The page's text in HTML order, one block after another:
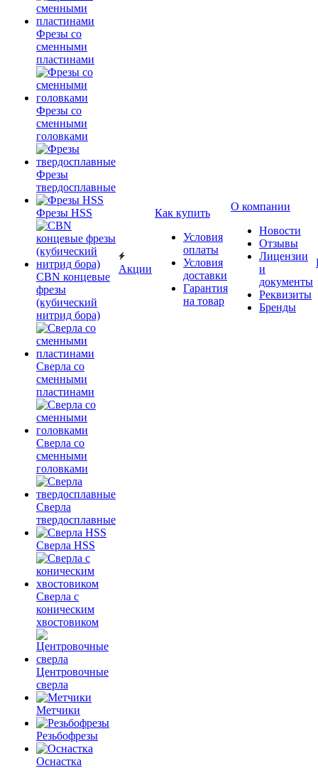
Фрезы со
сменными
пластинами
Фрезы со
сменными
головками
Фрезы
твердосплавные
Фрезы HSS
CBN концевые
фрезы
(кубический
нитрид бора)
Сверла со
сменными
пластинами
Сверла со
сменными
головками
Сверла
твердосплавные
Сверла HSS
Сверла с
коническим
хвостовиком
Центровочные
сверла
Метчики
Резьбофрезы
Оснастка
Акции
Как купить
Условия
оплаты
Условия
доставки
Гарантия
на товар
О компании
Новости
Отзывы
Лицензии
и
документы
Реквизиты
Бренды